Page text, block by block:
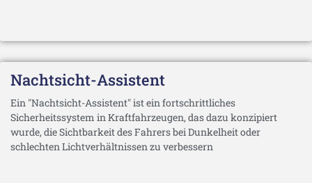
Nachtsicht-Assistent
Ein "Nachtsicht-Assistent" ist ein fortschrittliches
Sicherheitssystem in Kraftfahrzeugen, das dazu konzipiert
wurde, die Sichtbarkeit des Fahrers bei Dunkelheit oder
schlechten Lichtverhältnissen zu verbessern